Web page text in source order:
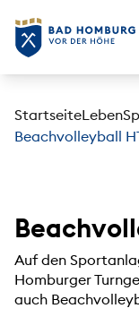
StartseiteLeben
Beachvolleyball
Auf den
Homburger
auch